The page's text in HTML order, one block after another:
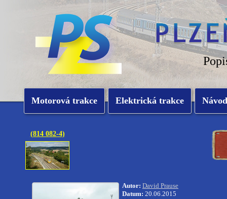
Motorová trakce Elektrická trakce
(814 082-4)
Autor: David Prause
Datum: 20.06.2015